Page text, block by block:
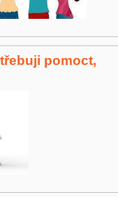
pomoct,